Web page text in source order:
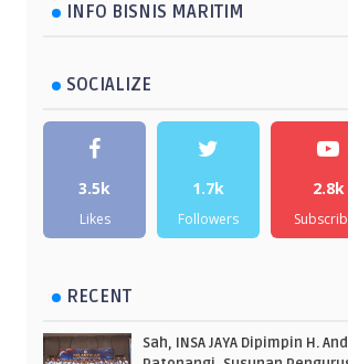
INFO BISNIS MARITIM
SOCIALIZE
3.5k
Likes
1.7k
Followers
2.8k
RECENT
Sah, INSA JAYA Dipimpin H.